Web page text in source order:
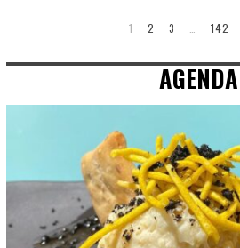
1 2 3 142
AGENDA